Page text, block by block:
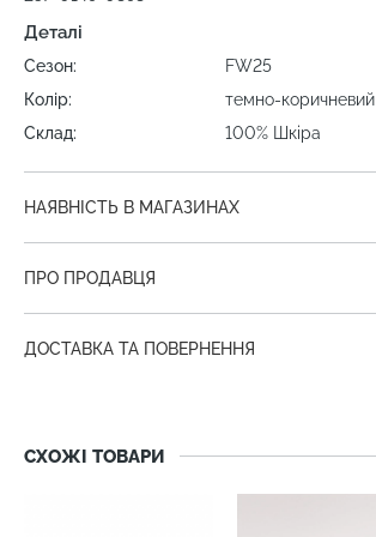
Деталі
Сезон:
FW25
Колір:
темно-коричневий
Склад:
100% Шкіра
НАЯВНІСТЬ В МАГАЗИНАХ
ПРО ПРОДАВЦЯ
ДОСТАВКА ТА ПОВЕРНЕННЯ
СХОЖІ ТОВАРИ